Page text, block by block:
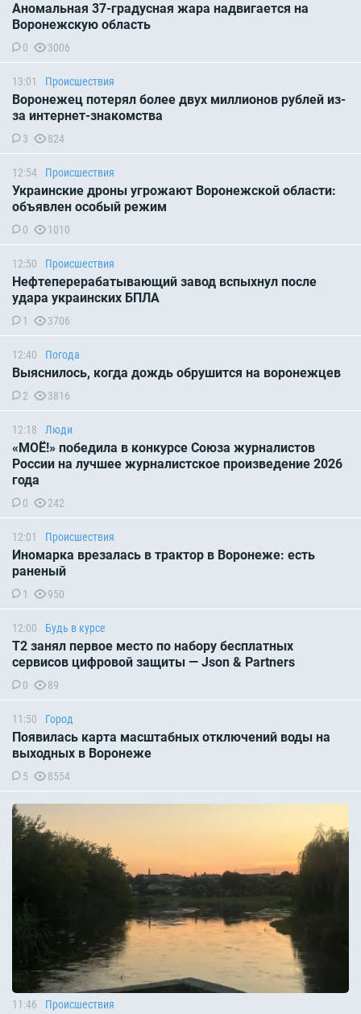
Аномальная 37-градусная жара надвигается на
Воронежскую область
0 3006
13:01 Происшествия
Воронежец потерял более двух миллионов рублей из-
за интернет-знакомства
3 824
12:54 Происшествия
Украинские дроны угрожают Воронежской области:
объявлен особый режим
0 1010
12:50 Происшествия
Нефтеперерабатывающий завод вспыхнул после
удара украинских БПЛА
1 3706
12:40 Погода
Выяснилось, когда дождь обрушится на воронежцев
2 3816
12:18 Люди
«МОЁ!» победила в конкурсе Союза журналистов
России на лучшее журналистское произведение 2026
года
0 242
12:01 Происшествия
Иномарка врезалась в трактор в Воронеже: есть
раненый
1 950
12:00 Будь в курсе
Т2 занял первое место по набору бесплатных
сервисов цифровой защиты — Json & Partners
0 89
11:50 Город
Появилась карта масштабных отключений воды на
выходных в Воронеже
5 8554
11:46 Происшествия